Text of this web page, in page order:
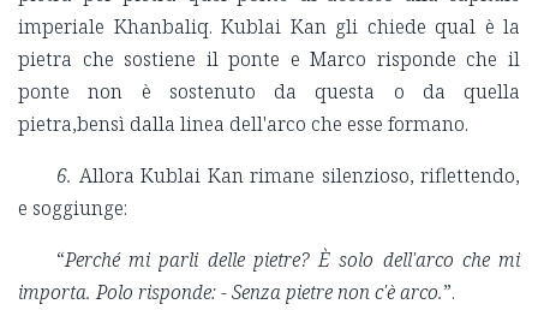
imperiale Khanbaliq. Kublai Kan gli chiede qual è la
pietra che sostiene il ponte e Marco risponde che il
ponte non è sostenuto da questa o da quella
pietra,bensì dalla linea dell'arco che esse formano.
6. Allora Kublai Kan rimane silenzioso, riflettendo,
e soggiunge:
“Perché mi parli delle pietre? È solo dell'arco che mi
importa. Polo risponde: - Senza pietre non c'è arco.”.